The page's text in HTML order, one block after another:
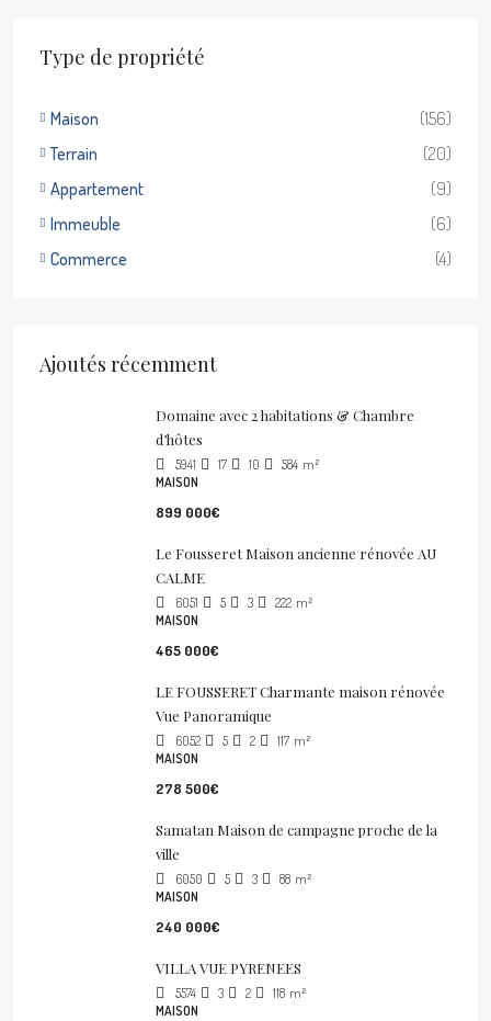
Type de propriété
Maison
(156)
Terrain
(20)
Appartement
(9)
Immeuble
(6)
Commerce
(4)
Ajoutés récemment
Domaine avec 2 habitations & Chambre
d’hôtes
5941 17 10 584 m²
MAISON
899 000€
Le Fousseret Maison ancienne rénovée AU
CALME
6051 5 3 222 m²
MAISON
465 000€
LE FOUSSERET Charmante maison rénovée
Vue Panoramique
6052 5 2 117 m²
MAISON
278 500€
Samatan Maison de campagne proche de la
ville
6050 5 3 88 m²
MAISON
240 000€
VILLA VUE PYRENEES
5574 3 2 118 m²
MAISON